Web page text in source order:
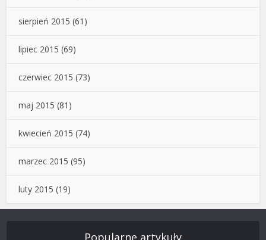
sierpień 2015 (61)
lipiec 2015 (69)
czerwiec 2015 (73)
maj 2015 (81)
kwiecień 2015 (74)
marzec 2015 (95)
luty 2015 (19)